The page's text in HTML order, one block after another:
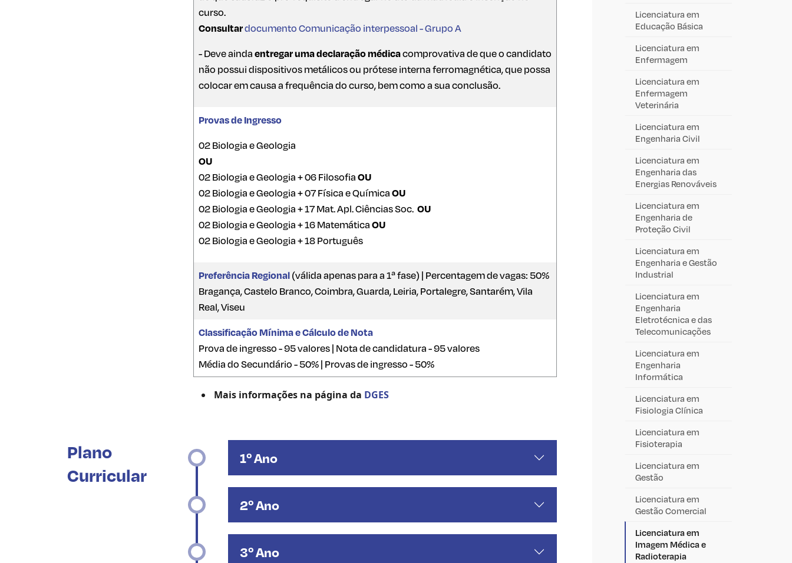
curso.
Consultardocumento Comunicação interpessoal - Grupo A
- Deve aindaentregar uma declaração médicacomprovativa de que o candidato
não possui dispositivos metálicos ou prótese interna ferromagnética, que possa
colocar em causa a frequência do curso, bem como a sua conclusão.
Provas de Ingresso
02 Biologia e Geologia
OU
02 Biologia e Geologia + 06 FilosofiaOU
02 Biologia e Geologia + 07 Física e QuímicaOU
02 Biologia e Geologia + 17 Mat. Apl. Ciências Soc. OU
02 Biologia e Geologia + 16 MatemáticaOU
02 Biologia e Geologia + 18 Português
Preferência Regional (válida apenas para a 1ª fase) | Percentagem de vagas: 50%
Bragança, Castelo Branco, Coimbra, Guarda, Leiria, Portalegre, Santarém, Vila
Real, Viseu
Classificação Mínima e Cálculo de Nota
Prova de ingresso - 95 valores | Nota de candidatura - 95 valores
Média do Secundário - 50% | Provas de ingresso - 50%
Mais informações na página da DGES
Plano
Curricular
1º Ano
2º Ano
3º Ano
Licenciatura em
Educação Básica
Licenciatura em
Enfermagem
Licenciatura em
Enfermagem
Veterinária
Licenciatura em
Engenharia Civil
Licenciatura em
Engenharia das
Energias Renováveis
Licenciatura em
Engenharia de
Proteção Civil
Licenciatura em
Engenharia e Gestão
Industrial
Licenciatura em
Engenharia
Eletrotécnica e das
Telecomunicações
Licenciatura em
Engenharia
Informática
Licenciatura em
Fisiologia Clínica
Licenciatura em
Fisioterapia
Licenciatura em
Gestão
Licenciatura em
Gestão Comercial
Licenciatura em
Imagem Médica e
Radioterapia